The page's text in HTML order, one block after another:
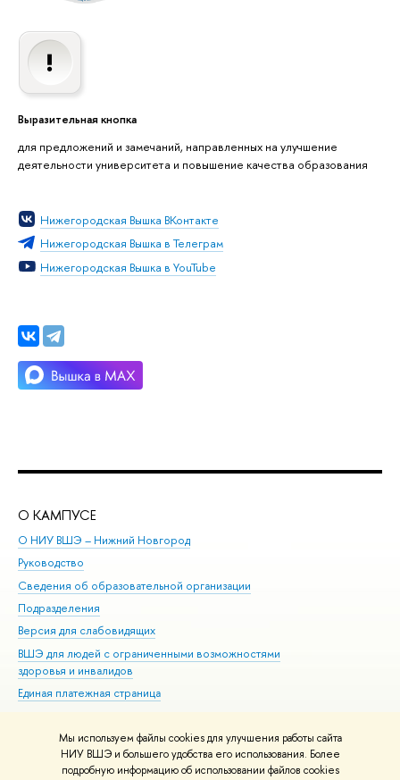
Мы используем файлы cookies для улучшения работы сайта
НИУ ВШЭ и большего удобства его использования. Более
подробную информацию об использовании файлов cookies
Выразительная кнопка
для предложений и замечаний, направленных на улучшение
деятельности университета и повышение качества образования
Нижегородская Вышка ВКонтакте
Нижегородская Вышка в Телеграм
Нижегородская Вышка в YouTube
О КАМПУСЕ
О НИУ ВШЭ – Нижний Новгород
Руководство
Сведения об образовательной организации
Подразделения
Версия для слабовидящих
ВШЭ для людей с ограниченными возможностями
здоровья и инвалидов
Единая платежная страница